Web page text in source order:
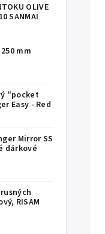
OLIVE
SANMAI
mm
"pocket
Easy - Red
Mirror SS
dárkové
RISAM